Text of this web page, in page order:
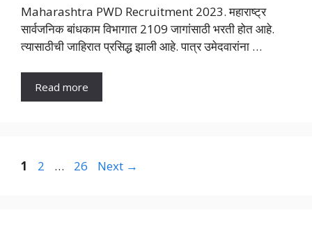
Maharashtra PWD Recruitment 2023. महाराष्ट्र
सार्वजनिक बांधकाम विभागात 2109 जागांसाठी भरती होत आहे.
त्यासाठीची जाहिरात प्रसिद्ध झाली आहे. पात्र उमेदवारांना …
Read more
Page
1 Page
2 … Page
26 Next →